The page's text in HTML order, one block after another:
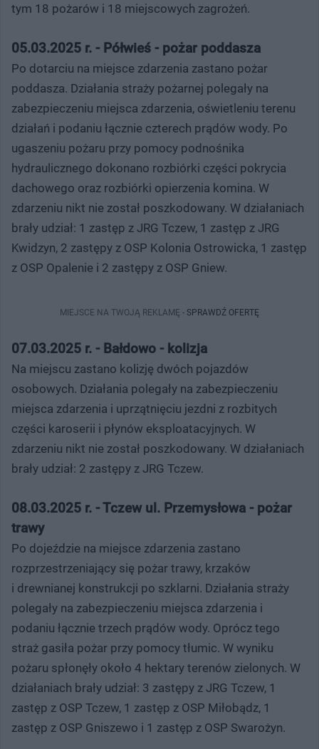
tym 18 pożarów i 18 miejscowych zagrożeń.
05.03.2025 r. - Półwieś - pożar poddasza
Po dotarciu na miejsce zdarzenia zastano pożar
poddasza. Działania straży pożarnej polegały na
zabezpieczeniu miejsca zdarzenia, oświetleniu terenu
działań i podaniu łącznie czterech prądów wody. Po
ugaszeniu pożaru przy pomocy podnośnika
hydraulicznego dokonano rozbiórki części pokrycia
dachowego oraz rozbiórki opierzenia komina. W
zdarzeniu nikt nie został poszkodowany. W działaniach
brały udział: 1 zastęp z JRG Tczew, 1 zastęp z JRG
Kwidzyn, 2 zastępy z OSP Kolonia Ostrowicka, 1 zastęp
z OSP Opalenie i 2 zastępy z OSP Gniew.
MIEJSCE NA TWOJĄ REKLAMĘ - SPRAWDŹ OFERTĘ
07.03.2025 r. - Bałdowo - kolizja
Na miejscu zastano kolizję dwóch pojazdów
osobowych. Działania polegały na zabezpieczeniu
miejsca zdarzenia i uprzątnięciu jezdni z rozbitych
części karoserii i płynów eksploatacyjnych. W
zdarzeniu nikt nie został poszkodowany. W działaniach
brały udział: 2 zastępy z JRG Tczew.
08.03.2025 r. - Tczew ul. Przemysłowa - pożar
trawy
Po dojeździe na miejsce zdarzenia zastano
rozprzestrzeniający się pożar trawy, krzaków
i drewnianej konstrukcji po szklarni. Działania straży
polegały na zabezpieczeniu miejsca zdarzenia i
podaniu łącznie trzech prądów wody. Oprócz tego
straż gasiła pożar przy pomocy tłumic. W wyniku
pożaru spłonęły około 4 hektary terenów zielonych. W
działaniach brały udział: 3 zastępy z JRG Tczew, 1
zastęp z OSP Tczew, 1 zastęp z OSP Miłobądz, 1
zastęp z OSP Gniszewo i 1 zastęp z OSP Swarożyn.